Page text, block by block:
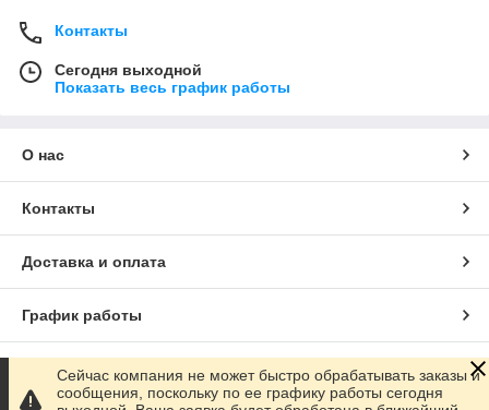
Контакты
Сегодня выходной
Показать весь график работы
О нас
Контакты
Доставка и оплата
График работы
Полная версия сайта
Сейчас компания не может быстро обрабатывать заказы и
сообщения, поскольку по ее графику работы сегодня